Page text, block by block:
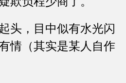
，目中似有水光闪
情（其实是某人自作